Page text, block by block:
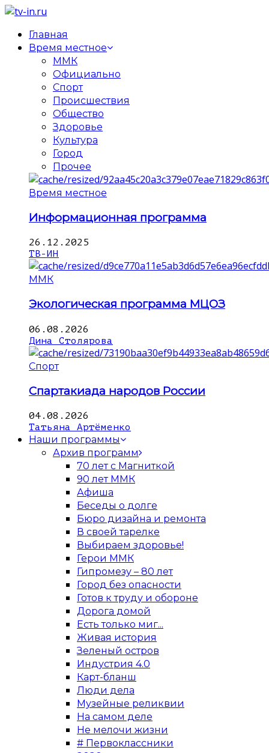
Главная
Время местное
ММК
Официально
Спорт
Происшествия
Общество
Здоровье
Культура
Город
Прочее
Время местное
Информационная программа
26.12.2025
ТВ-ИН
ММК
Экологическая программа МЦОЗ
06.08.2026
Дина Столярова
Спорт
Спартакиада народов России
04.08.2026
Татьяна Артёменко
Наши программы
Архив программ
70 лет с Магниткой
90 лет ММК
Афиша
Беседы о долге
Бюро дизайна и ремонта
В своей тарелке
Выбираем здоровье!
Герои ММК
Гипромезу – 80 лет
Город без опасности
Готов к труду и обороне
Дорога домой
Есть только миг...
Живая история
Зеленый остров
Индустрия 4.0
Карт-бланш
Люди дела
Музейные реликвии
На самом деле
Не мелочи жизни
# Первоклассники